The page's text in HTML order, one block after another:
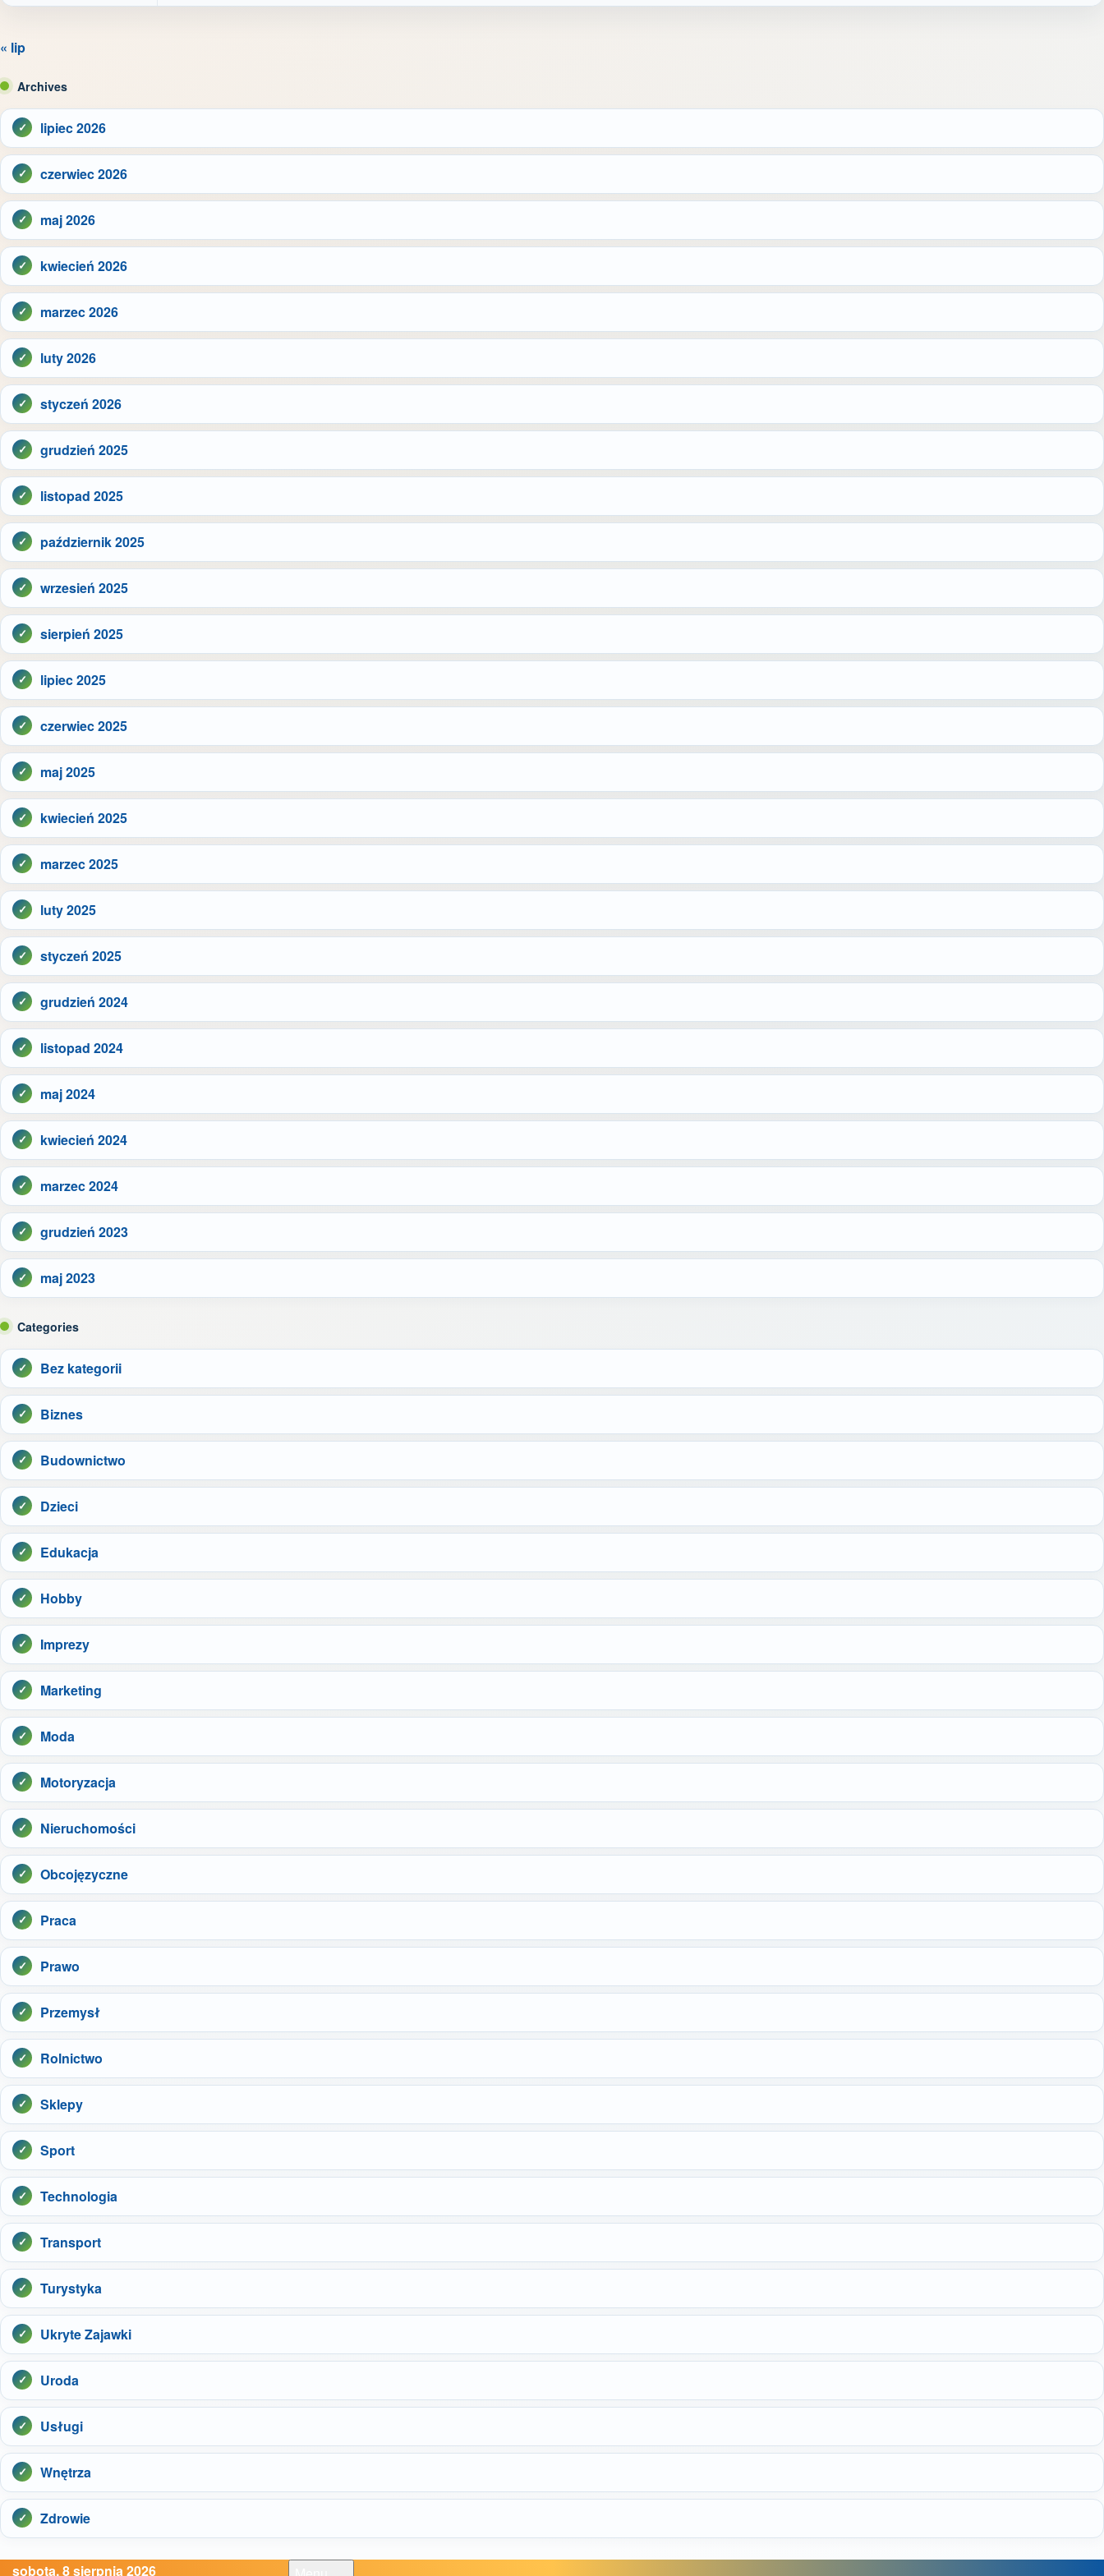
« lip
Archives
lipiec 2026
czerwiec 2026
maj 2026
kwiecień 2026
marzec 2026
luty 2026
styczeń 2026
grudzień 2025
listopad 2025
październik 2025
wrzesień 2025
sierpień 2025
lipiec 2025
czerwiec 2025
maj 2025
kwiecień 2025
marzec 2025
luty 2025
styczeń 2025
grudzień 2024
listopad 2024
maj 2024
kwiecień 2024
marzec 2024
grudzień 2023
maj 2023
Categories
Bez kategorii
Biznes
Budownictwo
Dzieci
Edukacja
Hobby
Imprezy
Marketing
Moda
Motoryzacja
Nieruchomości
Obcojęzyczne
Praca
Prawo
Przemysł
Rolnictwo
Sklepy
Sport
Technologia
Transport
Turystyka
Ukryte Zajawki
Uroda
Usługi
Wnętrza
Zdrowie
sobota, 8 sierpnia 2026